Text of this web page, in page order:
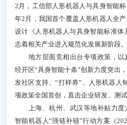
2月，工信部人形机器人与具身智能
年2月，我国首个覆盖人形机器人全
设计《人形机器人与具身智能标准体
志着相关产业进入规范化发展新阶段。
地方层面竞相出台专项政策，以
经开区“具身智能十条”创新力度突出
发社区支持、“打样券”、人形机器人
项政策全国首创，直击企业研发、测
上海、杭州、武汉等地补贴力度
智能机器人“强链补链”行动方案（